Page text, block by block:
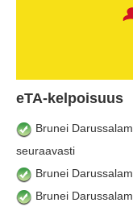
eTA-kelpoisuus
Brunei
seuraavasti
Brunei
Brunei